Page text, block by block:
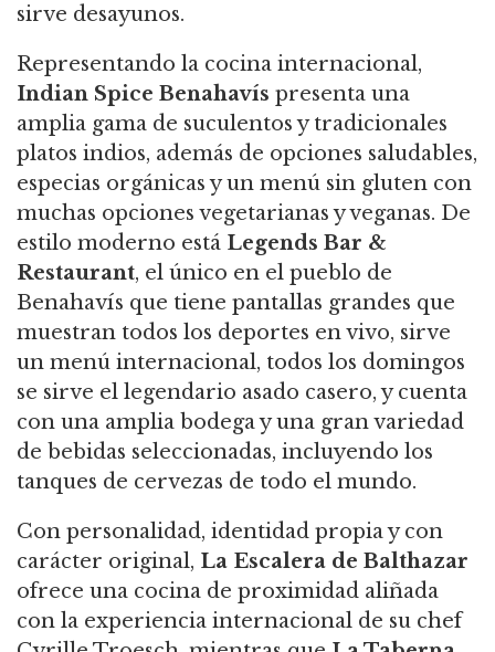
sirve desayunos.
Representando la cocina internacional,
Indian Spice Benahavís presenta una
amplia gama de suculentos y tradicionales
platos indios, además de opciones saludables,
especias orgánicas y un menú sin gluten con
muchas opciones vegetarianas y veganas. De
estilo moderno está Legends Bar &
Restaurant, el único en el pueblo de
Benahavís que tiene pantallas grandes que
muestran todos los deportes en vivo, sirve
un menú internacional, todos los domingos
se sirve el legendario asado casero, y cuenta
con una amplia bodega y una gran variedad
de bebidas seleccionadas, incluyendo los
tanques de cervezas de todo el mundo.
Con personalidad, identidad propia y con
carácter original, La Escalera de Balthazar
ofrece una cocina de proximidad aliñada
con la experiencia internacional de su chef